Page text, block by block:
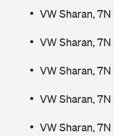
VW Sharan, 7N
VW Sharan, 7N
VW Sharan, 7N
VW Sharan, 7N
VW Sharan, 7N